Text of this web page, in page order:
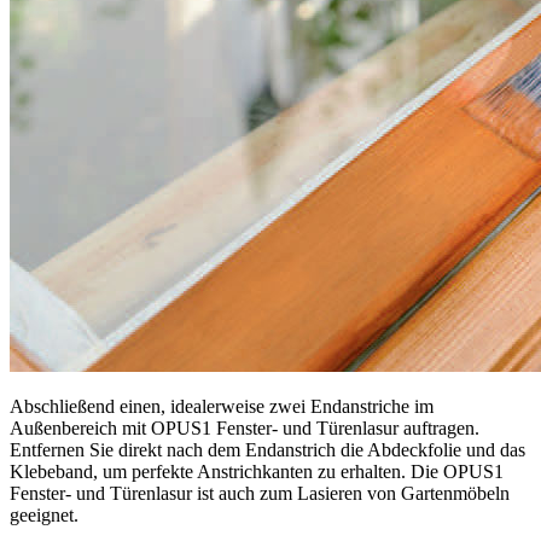
Abschließend einen, idealerweise zwei Endanstriche im
Außenbereich mit OPUS1 Fenster- und Türenlasur auftragen.
Entfernen Sie direkt nach dem Endanstrich die Abdeckfolie und das
Klebeband, um perfekte Anstrichkanten zu erhalten. Die OPUS1
Fenster- und Türenlasur ist auch zum Lasieren von Gartenmöbeln
geeignet.